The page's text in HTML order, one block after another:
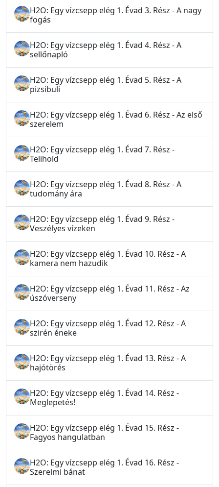
H2O: Egy vízcsepp elég 1. Évad 3. Rész - A nagy
fogás
H2O: Egy vízcsepp elég 1. Évad 4. Rész - A
sellőnapló
H2O: Egy vízcsepp elég 1. Évad 5. Rész - A
pizsibuli
H2O: Egy vízcsepp elég 1. Évad 6. Rész - Az első
szerelem
H2O: Egy vízcsepp elég 1. Évad 7. Rész -
Telihold
H2O: Egy vízcsepp elég 1. Évad 8. Rész - A
tudomány ára
H2O: Egy vízcsepp elég 1. Évad 9. Rész -
Veszélyes vízeken
H2O: Egy vízcsepp elég 1. Évad 10. Rész - A
kamera nem hazudik
H2O: Egy vízcsepp elég 1. Évad 11. Rész - Az
úszóverseny
H2O: Egy vízcsepp elég 1. Évad 12. Rész - A
szirén éneke
H2O: Egy vízcsepp elég 1. Évad 13. Rész - A
hajótörés
H2O: Egy vízcsepp elég 1. Évad 14. Rész -
Meglepetés!
H2O: Egy vízcsepp elég 1. Évad 15. Rész -
Fagyos hangulatban
H2O: Egy vízcsepp elég 1. Évad 16. Rész -
Szerelmi bánat